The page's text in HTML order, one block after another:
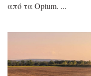
από τα Optum.